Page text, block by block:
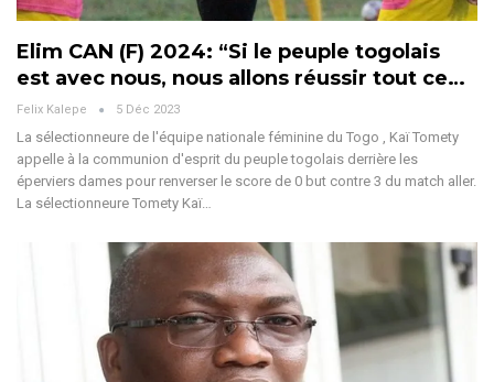
Elim CAN (F) 2024: “Si le peuple togolais
est avec nous, nous allons réussir tout ce…
Felix Kalepe 5 Déc 2023
La sélectionneure de l'équipe nationale féminine du Togo , Kaï Tomety
appelle à la communion d'esprit du peuple togolais derrière les
éperviers dames pour renverser le score de 0 but contre 3 du match aller.
La sélectionneure Tomety Kaï…